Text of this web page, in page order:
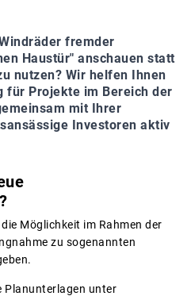
fremder
Haustür" anschauen statt
nutzen? Wir helfen Ihnen
für Projekte im Bereich der
mit Ihrer
Investoren aktiv
Möglichkeit im Rahmen der
zu sogenannten
Planunterlagen unter